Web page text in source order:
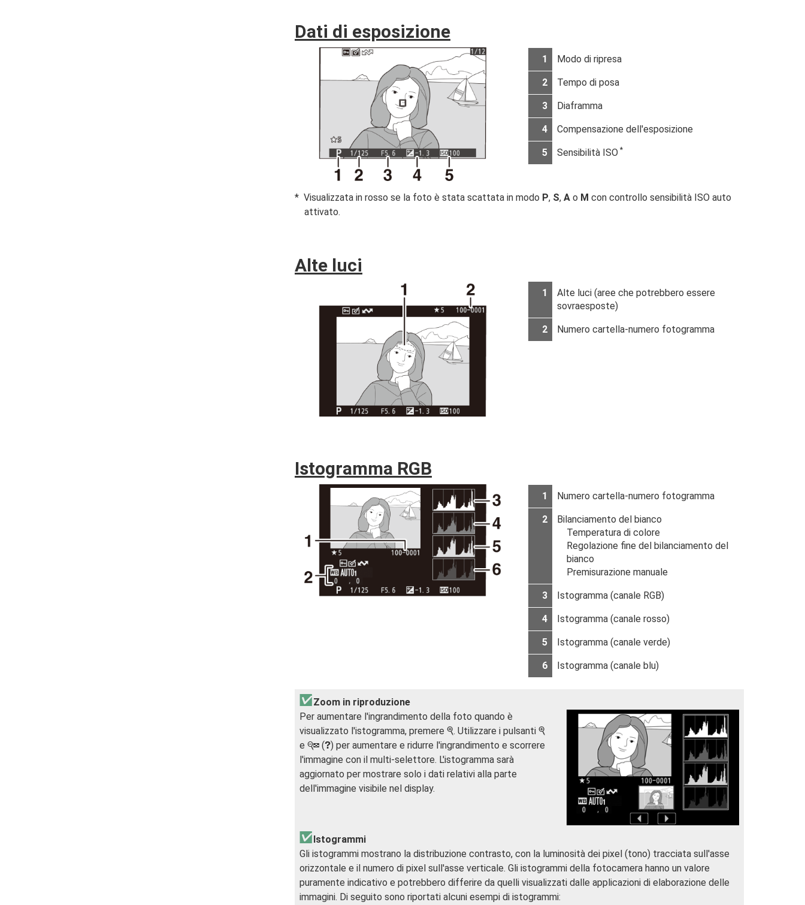
Dati di esposizione
1 Modo di ripresa
2 Tempo di posa
3 Diaframma
4 Compensazione dell'esposizione
5 Sensibilità ISO *
Visualizzata in rosso se la foto è stata scattata in modo P, S, A o M con controllo sensibilità ISO auto
attivato.
Alte luci
1
Alte luci (aree che potrebbero essere
sovraesposte)
2 Numero cartella-numero fotogramma
Istogramma RGB
1 Numero cartella-numero fotogramma
2
Bilanciamento del bianco
Temperatura di colore
Regolazione fine del bilanciamento del
bianco
Premisurazione manuale
3 Istogramma (canale RGB)
4 Istogramma (canale rosso)
5 Istogramma (canale verde)
6 Istogramma (canale blu)
Zoom in riproduzione
Per aumentare l'ingrandimento della foto quando è
visualizzato l'istogramma, premere X. Utilizzare i pulsanti X
e W (Q) per aumentare e ridurre l'ingrandimento e scorrere
l'immagine con il multi-selettore. L'istogramma sarà
aggiornato per mostrare solo i dati relativi alla parte
dell'immagine visibile nel display.
Istogrammi
Gli istogrammi mostrano la distribuzione contrasto, con la luminosità dei pixel (tono) tracciata sull'asse
orizzontale e il numero di pixel sull'asse verticale. Gli istogrammi della fotocamera hanno un valore
puramente indicativo e potrebbero differire da quelli visualizzati dalle applicazioni di elaborazione delle
immagini. Di seguito sono riportati alcuni esempi di istogrammi: